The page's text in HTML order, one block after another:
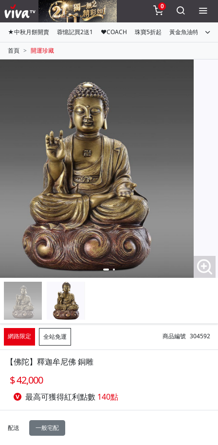
0
★中秋月餅開賣 蓉憶記買2送1 ♥COACH 珠寶5折起 黃金魚油特惠組
首頁 開運珍藏
網路限定 全站免運 商品編號 304592
【佛陀】釋迦牟尼佛 銅雕
42,000
最高可獲得紅利點數 140點
配送 一般宅配